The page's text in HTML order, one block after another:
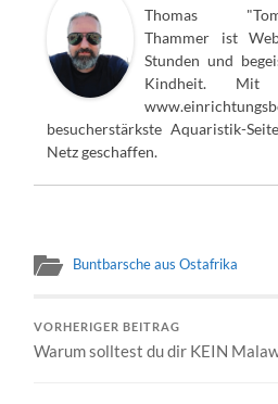
Thomas
Thammer ist
Stunden und
Kindheit. Mit
besucherstärkste Aquaristik-
Netz geschaffen.
Buntbarsche aus Ostafrika
VORHERIGER BEITRAG
Warum solltest du dir KEIN